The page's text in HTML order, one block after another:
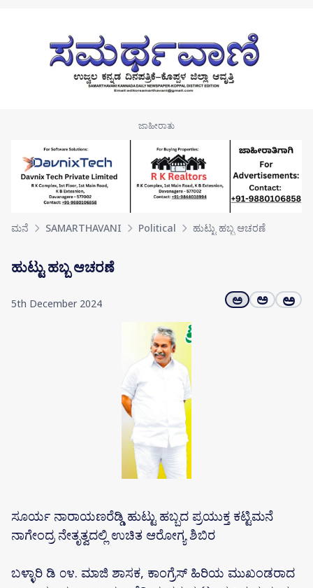
ಮನೆ SAMARTHAVANI Political ಹುಟ್ಟು ಹಬ್ಬ ಆಚರಣೆ
ಹುಟ್ಟು ಹಬ್ಬ ಆಚರಣೆ
5th December 2024 ಅ ಅ ಅ
ಸೂರ್ಯ ನಾರಾಯಣರೆಡ್ಡಿ ಹುಟ್ಟು ಹಬ್ಬದ ಪ್ರಯುಕ್ತ ಕಟ್ಟಿಮನೆ
ನಾಗೇಂದ್ರ ನೇತೃತ್ವದಲ್ಲಿ ಉಚಿತ ಆರೋಗ್ಯ ಶಿಬಿರ
ಬಳ್ಳಾರಿ ಡಿ ೦೪. ಮಾಜಿ ಶಾಸಕ, ಕಾಂಗ್ರೆಸ್ ಹಿರಿಯ ಮುಖಂಡರಾದ